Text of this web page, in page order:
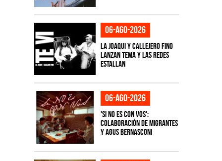
06-ago-2026
La Joaqui y Callejero Fino
lanzan tema y las redes
estallan
06-ago-2026
'Si No Es Con Vos':
colaboración de Migrantes
y Agus Bernasconi